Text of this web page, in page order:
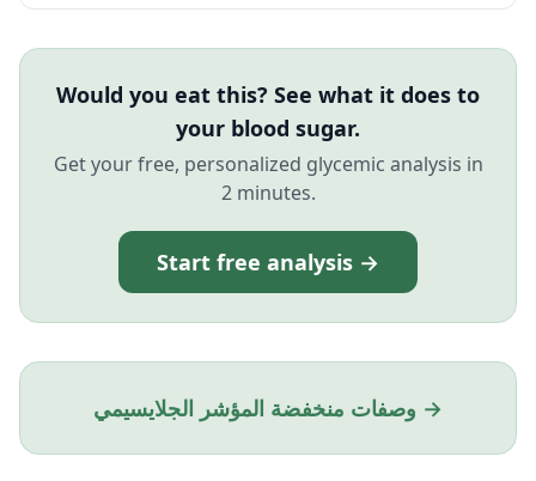
Would you eat this? See what it does to
your blood sugar.
Get your free, personalized glycemic analysis in
2 minutes.
Start free analysis →
وصفات منخفضة المؤشر الجلايسيمي →